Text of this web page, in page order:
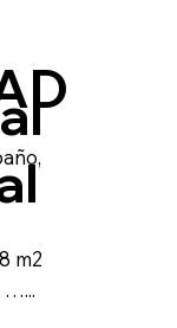
m2
…...